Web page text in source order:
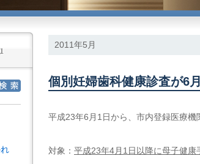
2011年5月
個別妊婦歯科健康診査が6
平成23年6月1日から、市内登録医療機
対象： 平成23年4月1日以降に母子健康